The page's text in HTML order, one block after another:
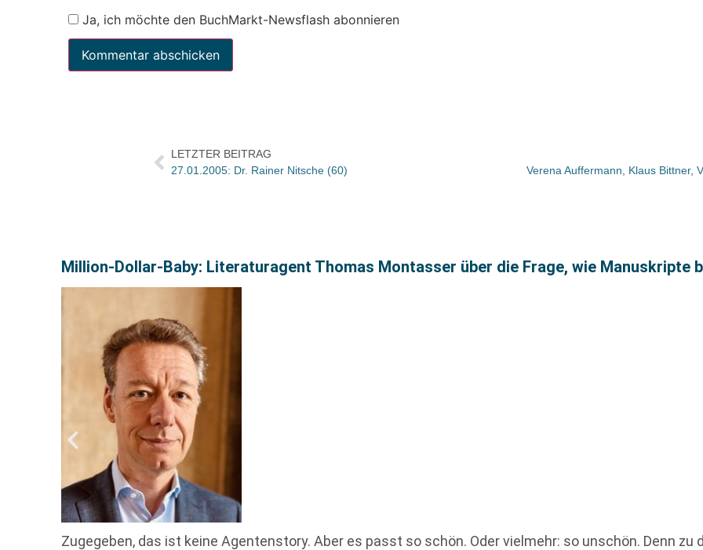
Ja, ich möchte den BuchMarkt-Newsflash abonnieren
LETZTER BEITRAG
27.01.2005: Dr. Rainer Nitsche (60)
Million-Dollar-Baby: Literaturagent Thomas Montasser über die Frage, wie Manuskripte
Zugegeben, das ist keine Agentenstory. Aber es passt so schön. Oder vielmehr: so unschön. Denn zu